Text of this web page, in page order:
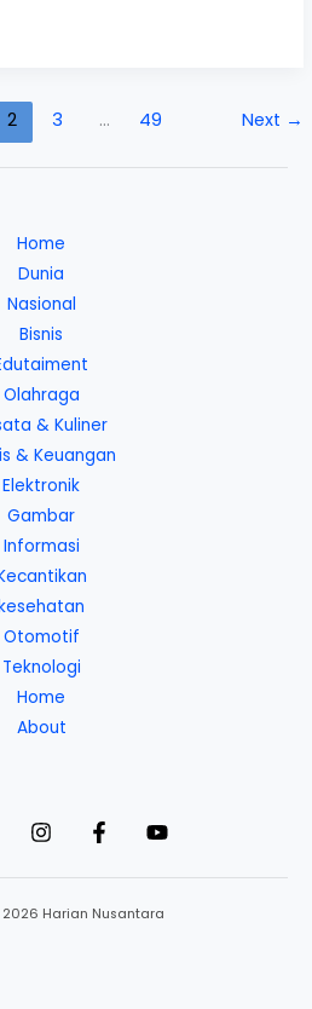
2 3 … 49 Next →
Home
Dunia
Nasional
Bisnis
Olahraga
& Kuliner
& Keuangan
Elektronik
Gambar
Informasi
Otomotif
Teknologi
Home
About
Harian Nusantara